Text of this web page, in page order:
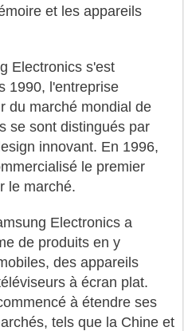
et les appareils
Electronics s'est
1990, l'entreprise
du marché mondial de
se sont distingués par
innovant. En 1996,
le premier
le marché.
Electronics a
de produits en y
des appareils
à écran plat.
à étendre ses
tels que la Chine et